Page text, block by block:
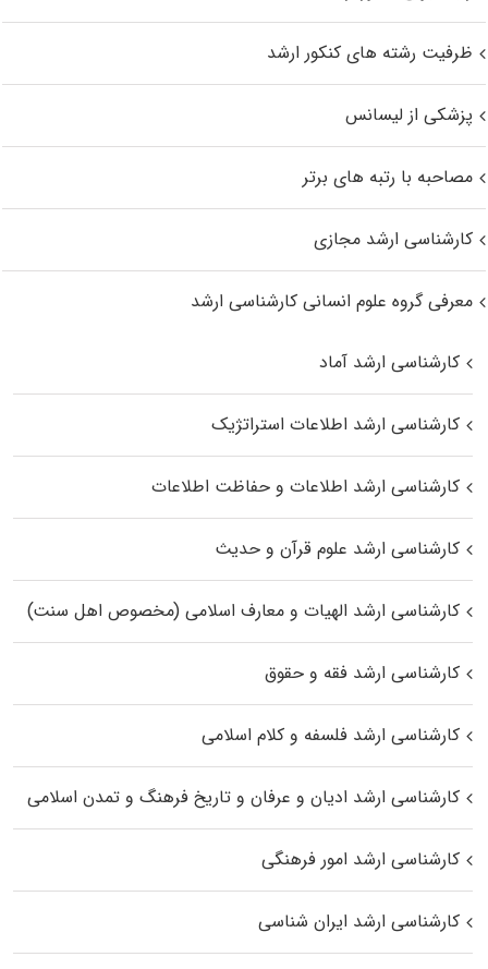
ظرفیت رشته های کنکور ارشد
پزشکی از لیسانس
مصاحبه با رتبه های برتر
کارشناسی ارشد مجازی
معرفی گروه علوم انسانی کارشناسی ارشد
کارشناسی ارشد آماد
کارشناسی ارشد اطلاعات استراتژیک
کارشناسی ارشد اطلاعات و حفاظت اطلاعات
کارشناسی ارشد علوم قرآن و حدیث
کارشناسی ارشد الهیات و معارف اسلامی (مخصوص اهل سنت)
کارشناسی ارشد فقه و حقوق
کارشناسی ارشد فلسفه و کلام اسلامی
کارشناسی ارشد ادیان و عرفان و تاریخ فرهنگ و تمدن اسلامی
کارشناسی ارشد امور فرهنگی
کارشناسی ارشد ایران شناسی